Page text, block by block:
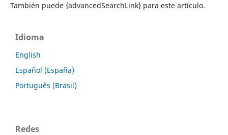
También puede {advancedSearchLink} para este artículo.
Idioma
English
Español (España)
Português (Brasil)
Redes